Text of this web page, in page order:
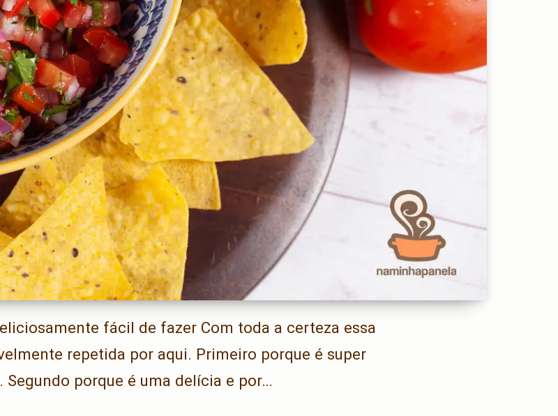
fácil de fazer Com toda a certeza essa
repetida por aqui. Primeiro porque é super
Segundo porque é uma delícia e por…